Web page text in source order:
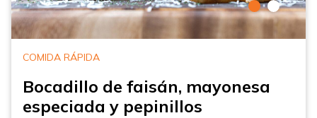
COMIDA RÁPIDA
Bocadillo de faisán, mayonesa
especiada y pepinillos